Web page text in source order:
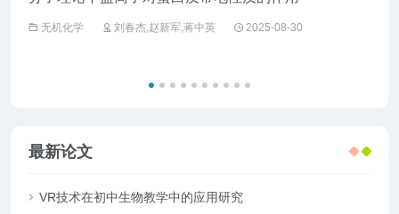
无机化学 刘春杰,赵新军,蒋中英 2025-08-30
最新论文
VR技术在初中生物教学中的应用研究